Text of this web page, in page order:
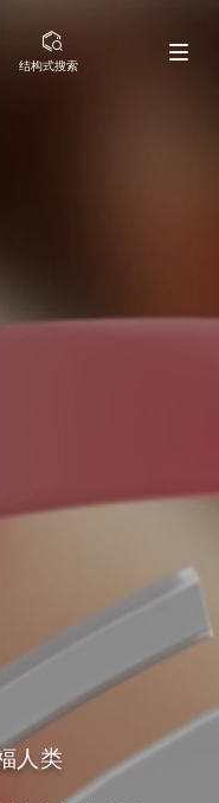
结构式搜索
人类